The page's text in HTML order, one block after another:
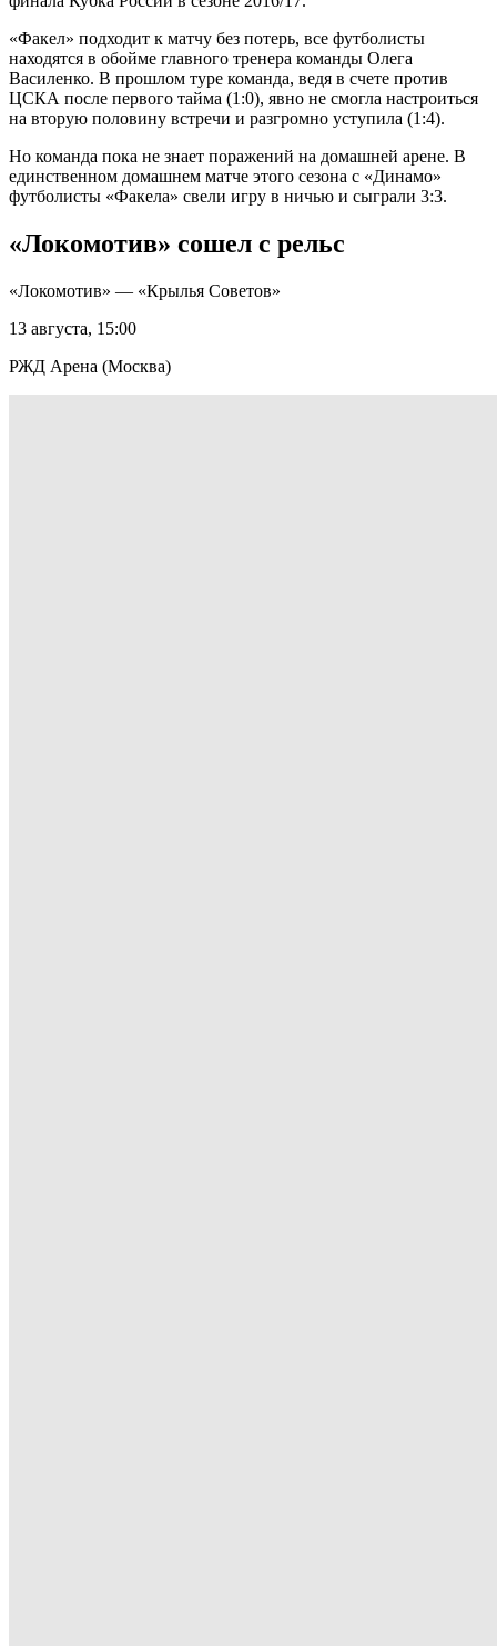
«Факел» подходит к матчу без потерь, все футболисты
находятся в обойме главного тренера команды Олега
Василенко. В прошлом туре команда, ведя в счете против
ЦСКА после первого тайма (1:0), явно не смогла настроиться
на вторую половину встречи и разгромно уступила (1:4).
Но команда пока не знает поражений на домашней арене. В
единственном домашнем матче этого сезона с «Динамо»
футболисты «Факела» свели игру в ничью и сыграли 3:3.
«Локомотив» сошел с рельс
«Локомотив» — «Крылья Советов»
13 августа, 15:00
РЖД Арена (Москва)